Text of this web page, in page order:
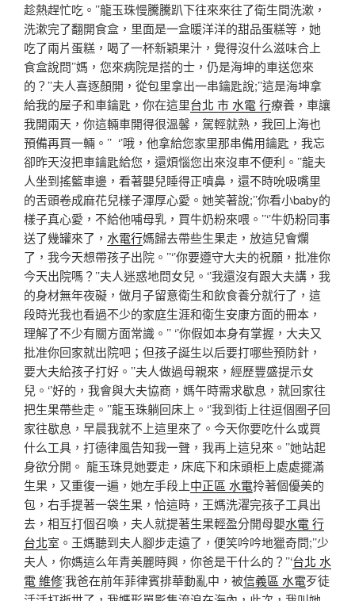
趁熱趕忙吃。’’龍玉珠慢騰騰趴下往來來往了衛生間洗漱，
洗漱完了翻開食盒，里面是一盒暖洋洋的甜品蛋糕等，她
吃了兩片蛋糕，喝了一杯新穎果汁，覺得沒什么滋味合上
食盒說問’’媽，您來病院是搭的士，仍是海坤的車送您來
的？’’夫人喜逐顏開，從包里拿出一串鑰匙說;’’這是海坤拿
給我的屋子和車鑰匙，你在這里台北 市 水電 行療養，車讓
我開兩天，你這輛車開得很溫馨，駕輕就熟，我回上海也
預備再買一輛。’’ ‘’哦，他拿給您家里那串備用鑰匙，我忘
卻昨天沒把車鑰匙給您，還煩惱您出來沒車不便利。’’龍夫
人坐到搖籃車邊，看著嬰兒睡得正噴鼻，還不時吮吸嘴里
的舌頭卷成麻花兒樣子渾厚心愛。她笑著說;’’你看小baby的
樣子真心愛，不給他哺母乳，買牛奶粉來喂。’’‘’牛奶粉同事
送了幾罐來了， 水電行媽歸去帶些生果走，放這兒會爛
了，我今天想帶孩子出院。’’‘’你要遵守大夫的祝願，批准你
今天出院嗎？’’夫人迷惑地問女兒。‘’我還沒有跟大夫講，我
的身材無年夜礙，做月子留意衛生和飲食養分就行了，這
段時光我也看過不少的家庭生涯和衛生安康方面的冊本，
理解了不少有關方面常識。’’ ‘’你假如本身有掌握，大夫又
批准你回家就出院吧；但孩子誕生以后要打哪些預防針，
要大夫給孩子打好。’’夫人做過母親來，經歷豐盛提示女
兒。‘’好的，我會與大夫協商，媽午時需求歇息，就回家往
把生果帶些走。’’龍玉珠躺回床上。‘’我到街上往逗個圈子回
家往歇息，早晨我就不上這里來了。今天你要吃什么或買
什么工具，打德律風告知我一聲，我再上這兒來。’’她站起
身欲分開。 龍玉珠見她要走，床底下和床頭柜上處處擺滿
生果，又重復一遍，她左手段上中正區 水電拎著個優美的
包，右手提著一袋生果，恰這時，王媽洗濯完孩子工具出
去，相互打個召喚，夫人就提著生果輕盈分開母嬰水電 行
台北室。王媽聽到夫人腳步走遠了，便笑吟吟地獵奇問;’’少
夫人，你媽這么年青美麗時興，你爸是干什么的？’’‘台北 水
電 維修’我爸在前年菲律賓排華動亂中，被信義區 水電歹徒